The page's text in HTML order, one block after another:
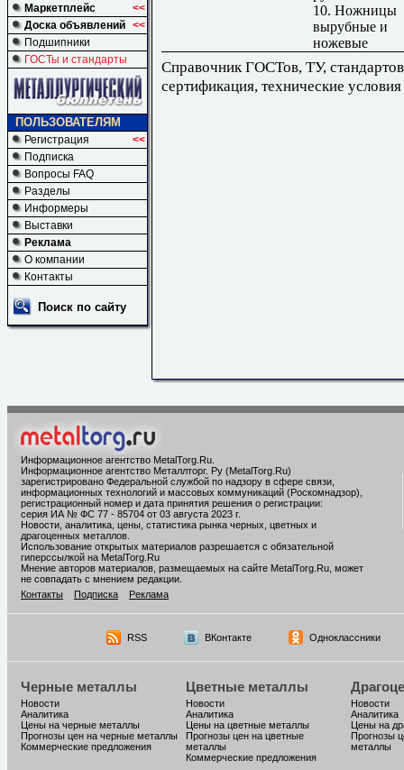
Маркетплейс
<<
Доска объявлений <<
Подшипники
ГОСТы и стандарты
ПОЛЬЗОВАТЕЛЯМ
Регистрация
<<
Подписка
Вопросы FAQ
Разделы
Информеры
Выставки
Реклама
О компании
Контакты
Поиск по сайту
10. Ножницы
вырубные и
ножевые
Справочник ГОСТов, ТУ,
сертификация, технические условия
Информационное агентство MetalTorg.Ru
Информационное агентство Металлторг. Ру (MetalTorg.Ru)
зарегистрировано Федеральной службой по надзору в сфере связи,
информационных технологий и массовых коммуникаций (Роскомнадзор),
регистрационный номер и дата принятия решения о регистрации:
серия ИА № ФС 77 - 85704 от 03 августа 2023 г.
Новости, аналитика, цены, статистика рынка черных, цветных и
драгоценных металлов.
Использование открытых материалов разрешается с обязательной
гиперссылкой на MetalTorg.Ru
Мнение авторов материалов, размещаемых на сайте MetalTorg.Ru, может
не совпадать с мнением редакции.
Контакты
Подписка Реклама
RSS ВКонтакте Одноклассники
Черные металлы
Новости
Аналитика
Цены на черные металлы
Прогнозы цен на черные металлы
Коммерческие предложения
Цветные металлы
Новости
Аналитика
Цены на цветные металлы
Прогнозы цен на цветные
металлы
Коммерческие предложения
Новости
Аналитика
Цены на
Прогнозы
металлы